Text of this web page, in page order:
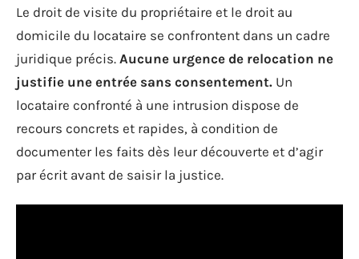
Le droit de visite du propriétaire et le droit au
domicile du locataire se confrontent dans un cadre
juridique précis. Aucune urgence de relocation ne
justifie une entrée sans consentement. Un
locataire confronté à une intrusion dispose de
recours concrets et rapides, à condition de
documenter les faits dès leur découverte et d’agir
par écrit avant de saisir la justice.